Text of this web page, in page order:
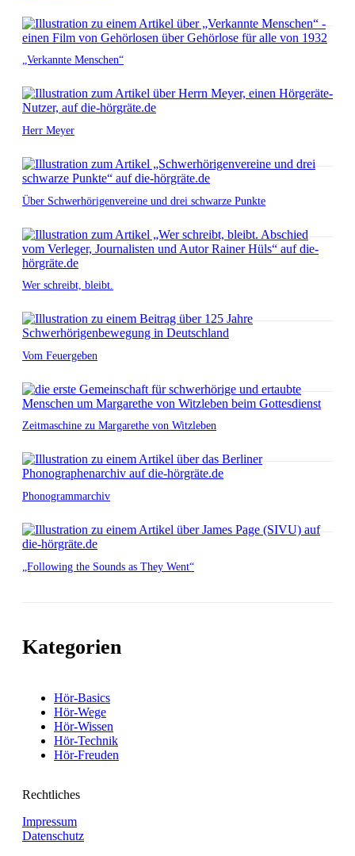
„Verkannte Menschen“
Herr Meyer
Über Schwerhörigenvereine und drei schwarze Punkte
Wer schreibt, bleibt.
Vom Feuergeben
Zeitmaschine zu Margarethe von Witzleben
Phonogrammarchiv
„Following the Sounds as They Went“
Kategorien
Hör-Basics
Hör-Wege
Hör-Wissen
Hör-Technik
Hör-Freuden
Rechtliches
Impressum
Datenschutz